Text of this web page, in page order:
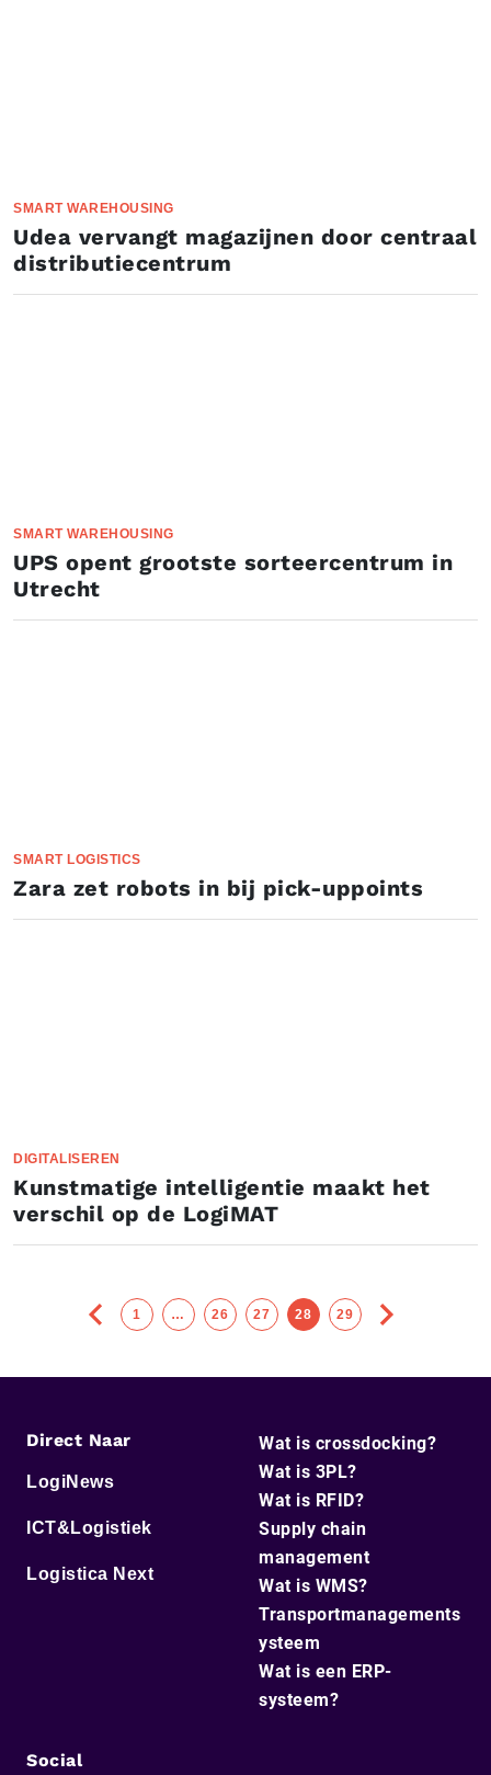
SMART WAREHOUSING
Udea vervangt magazijnen door centraal
distributiecentrum
SMART WAREHOUSING
UPS opent grootste sorteercentrum in
Utrecht
SMART LOGISTICS
Zara zet robots in bij pick-uppoints
DIGITALISEREN
Kunstmatige intelligentie maakt het
verschil op de LogiMAT
1 … 26 27 28 29
Direct Naar
LogiNews
ICT&Logistiek
Logistica Next
Wat is crossdocking?
Wat is 3PL?
Wat is RFID?
Supply chain
management
Wat is WMS?
Transportmanagements
ysteem
Wat is een ERP-
systeem?
Social